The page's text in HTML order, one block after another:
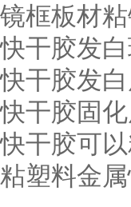
镜框板材
快干胶发
快干胶发
快干胶固
快干胶可
粘塑料金